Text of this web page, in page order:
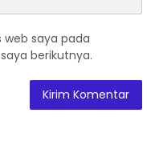
saya pada
berikutnya.